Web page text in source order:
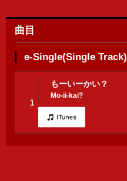
曲目
e-Single(Single Track)
1
もーいーかい？
Mo-ii-kai?